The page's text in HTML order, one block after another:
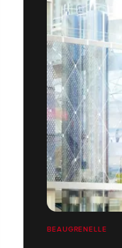
BEAUGRENELLE